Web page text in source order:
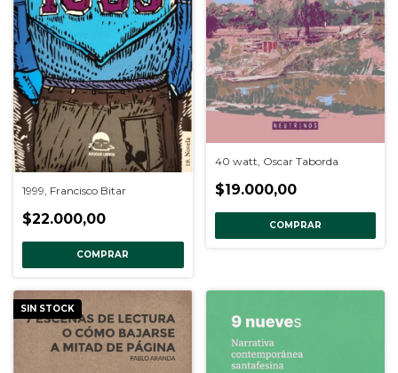
1999, Francisco Bitar
$22.000,00
COMPRAR
40 watt, Oscar Taborda
$19.000,00
COMPRAR
SIN STOCK